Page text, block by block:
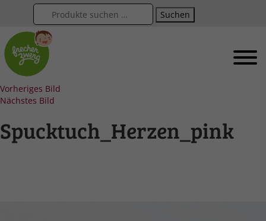
Suchen
Vorheriges Bild
Nächstes Bild
Spucktuch_Herzen_pink